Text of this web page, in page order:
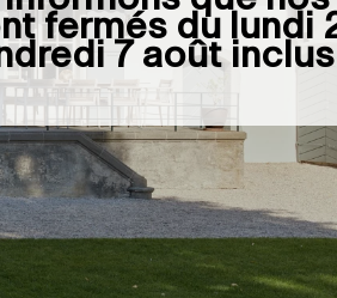
fermés du lundi
7 août inclus